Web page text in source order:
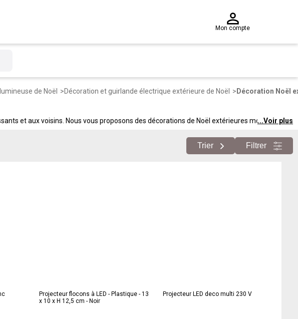
Mon compte
de Noël Décoration et guirlande électrique extérieure de Noël Décoration Noël
et aux voisins. Nous vous proposons des décorations de Noël extérieures moins chères
...Voir plus
Trier Filtrer
Projecteur flocons à LED - Plastique - 13
x 10 x H 12,5 cm - Noir
Projecteur LED deco multi 230 V